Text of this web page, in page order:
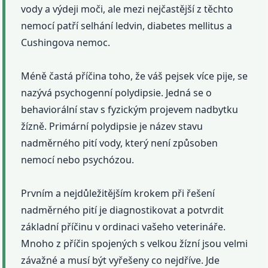
vody a výdeji moči, ale mezi nejčastější z těchto
nemocí patří selhání ledvin, diabetes mellitus a
Cushingova nemoc.
Méně častá příčina toho, že váš pejsek více pije, se
nazývá psychogenní polydipsie. Jedná se o
behaviorální stav s fyzickým projevem nadbytku
žízně. Primární polydipsie je název stavu
nadměrného pití vody, který není způsoben
nemocí nebo psychózou.
Prvním a nejdůležitějším krokem při řešení
nadměrného pití je diagnostikovat a potvrdit
základní příčinu v ordinaci vašeho veterináře.
Mnoho z příčin spojených s velkou žízní jsou velmi
závažné a musí být vyřešeny co nejdříve. Jde